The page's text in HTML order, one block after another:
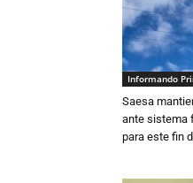
Informando
Saesa
ante sistema
para este fin